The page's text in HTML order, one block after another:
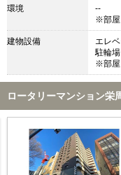
環境
--
※部屋
建物設備
エレ
駐輪場
※部屋
ロータリーマンション栄